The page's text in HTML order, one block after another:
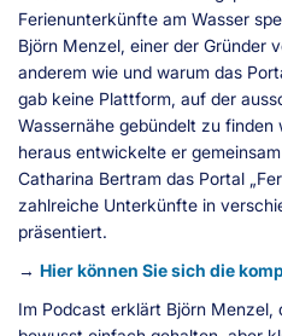
Ferienunterkünfte am Wasser
Björn Menzel, einer der Gründer
anderem wie und warum das
gab keine Plattform, auf der
Wassernähe gebündelt zu
heraus entwickelte er
Catharina Bertram das Portal
zahlreiche Unterkünfte in
präsentiert.
→ Hier können Sie sich die
Im Podcast erklärt Björn Menzel,